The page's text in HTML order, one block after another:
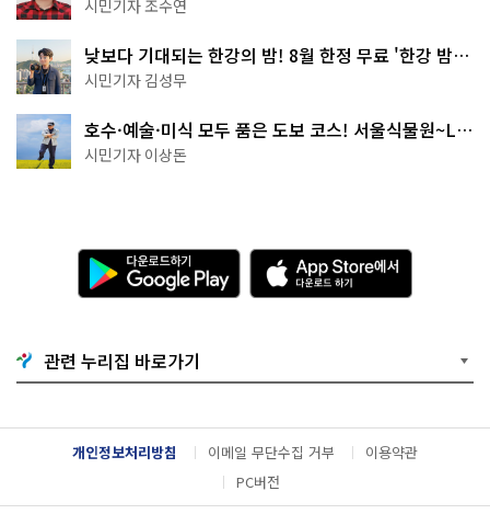
시민기자 조수연
낮보다 기대되는 한강의 밤! 8월 한정 무료 '한강 밤
핑' 예약은?
시민기자 김성무
호수·예술·미식 모두 품은 도보 코스! 서울식물원~LG
아트센터~마곡테라스거리
시민기자 이상돈
다
운
로
기
G
o
g
l
e
l
A
p
p
e
서
다
운
드
관련 누리집 바로가기
개인정보처리방침 이메일 무단수집 거부
이용약관
PC버전